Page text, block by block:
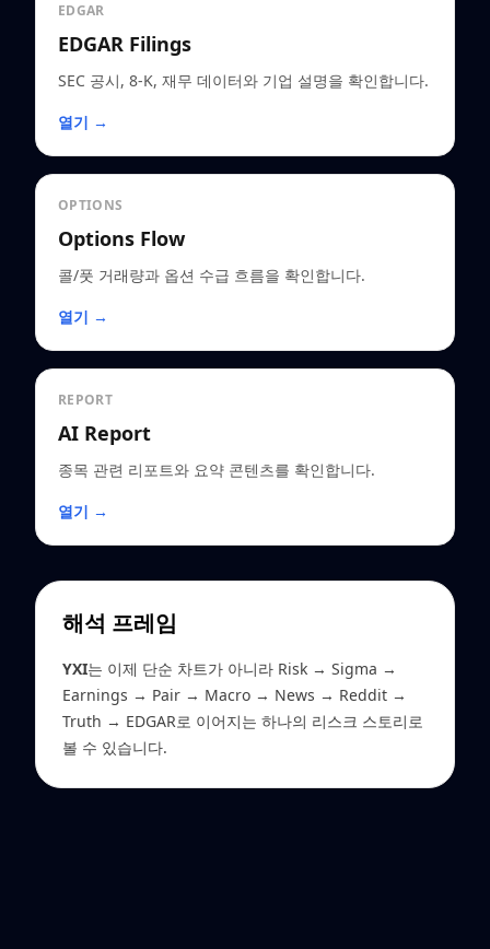
EDGAR
EDGAR Filings
SEC 공시, 8-K, 재무 데이터와 기업 설명을 확인합니다.
열기 →
OPTIONS
Options Flow
콜/풋 거래량과 옵션 수급 흐름을 확인합니다.
열기 →
REPORT
AI Report
종목 관련 리포트와 요약 콘텐츠를 확인합니다.
열기 →
해석 프레임
YXI는 이제 단순 차트가 아니라 Risk → Sigma →
Earnings → Pair → Macro → News → Reddit →
Truth → EDGAR로 이어지는 하나의 리스크 스토리로
볼 수 있습니다.